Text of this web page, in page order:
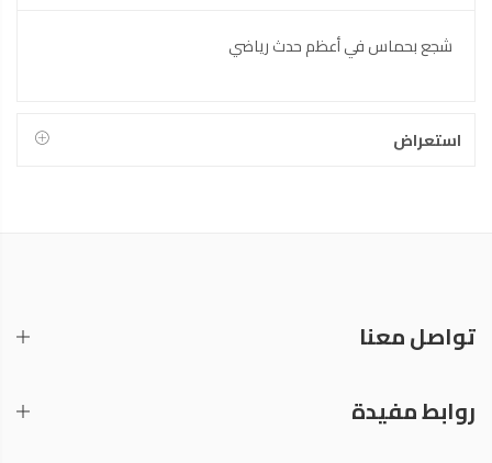
شجع بحماس في أعظم حدث رياضي
استعراض
تواصل معنا
روابط مفيدة